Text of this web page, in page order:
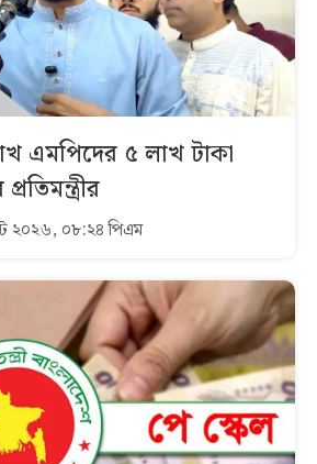
এমপিদের ৫ লাখ টাকা
২০২৬, ০৮:২৪ পিএম